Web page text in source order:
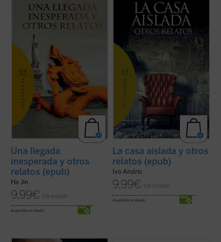
selección de trece cuentos de uno de los
más prestigiosos escritores de ficción en
lengua inglesa de nuestros días.
Haciendo gala de un estilo directo, ...(ver
Una llegada
inesperada y otros
relatos (epub)
Ha Jin
9,99€ IVA incluido
disponible en ebook:
La casa aislada y otros
relatos (epub)
Ivo Andric
9,99€ IVA incluido
disponible en ebook: